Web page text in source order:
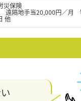
災保険
遠隔地手当20,000円／月
他